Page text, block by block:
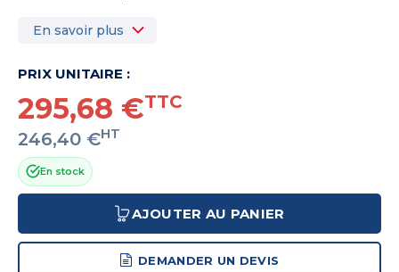
En savoir plus
PRIX UNITAIRE :
295,68 €TTC
246,40 €HT
En stock
AJOUTER AU PANIER
DEMANDER UN DEVIS